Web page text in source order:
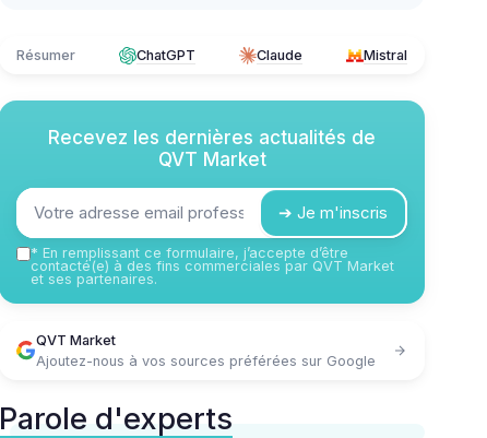
Résumer ChatGPT Claude Mistral
Recevez les dernières actualités de
QVT Market
➔ Je m'inscris
* En remplissant ce formulaire, j’accepte d’être
contacté(e) à des fins commerciales par QVT Market
et ses partenaires.
QVT Market
Ajoutez-nous à vos sources préférées sur Google
Parole d'experts